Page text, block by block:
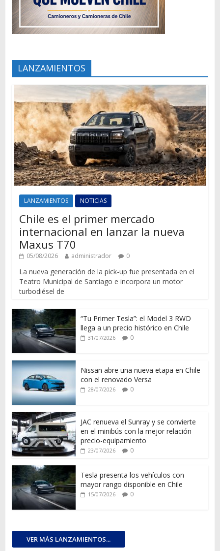
LANZAMIENTOS
LANZAMIENTOS NOTICIAS
Chile es el primer mercado
internacional en lanzar la nueva
Maxus T70
05/08/2026 administrador 0
La nueva generación de la pick-up fue presentada en el
Teatro Municipal de Santiago e incorpora un motor
turbodiésel de
“Tu Primer Tesla”: el Model 3 RWD
llega a un precio histórico en Chile
31/07/2026 0
Nissan abre una nueva etapa en Chile
con el renovado Versa
28/07/2026 0
JAC renueva el Sunray y se convierte
en el minibús con la mejor relación
precio-equipamiento
23/07/2026 0
Tesla presenta los vehículos con
mayor rango disponible en Chile
15/07/2026 0
VER MÁS LANZAMIENTOS...